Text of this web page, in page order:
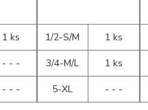
1 ks
- - -
- - -
1/2-S/M
1 ks
3/4-M/L
1 ks
5-XL
- - -